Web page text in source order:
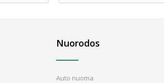
Nuorodos
Auto nuoma